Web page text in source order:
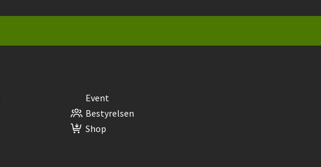
Event
Bestyrelsen
Shop